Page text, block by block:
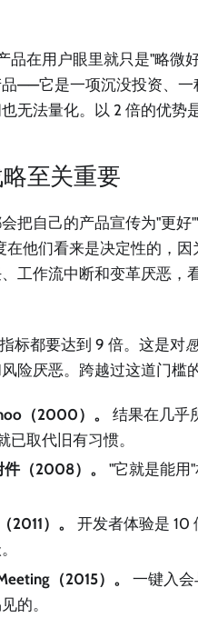
品在用户眼里就只是"略微
——它是一项沉没投资、
无法量化。以 2 倍的优势
至关重要
把自己的产品宣传为"更
在他们看来是决定性的，
工作流中断和变革厌恶
标都要达到 9 倍。这是对
险厌恶。跨越过这道门槛
（2000）。
结果在几乎
已取代旧有习惯。
（2008）。
"它就是能用
）。
开发者体验是 10
（2015）。
一键入
的。